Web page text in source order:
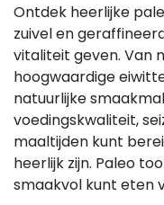
Ontdek heerlijke
zuivel en
vitaliteit geven. Van
hoogwaardige
natuurlijke
voedingskwaliteit,
maaltijden kunt
heerlijk zijn. Paleo
smaakvol kunt eten